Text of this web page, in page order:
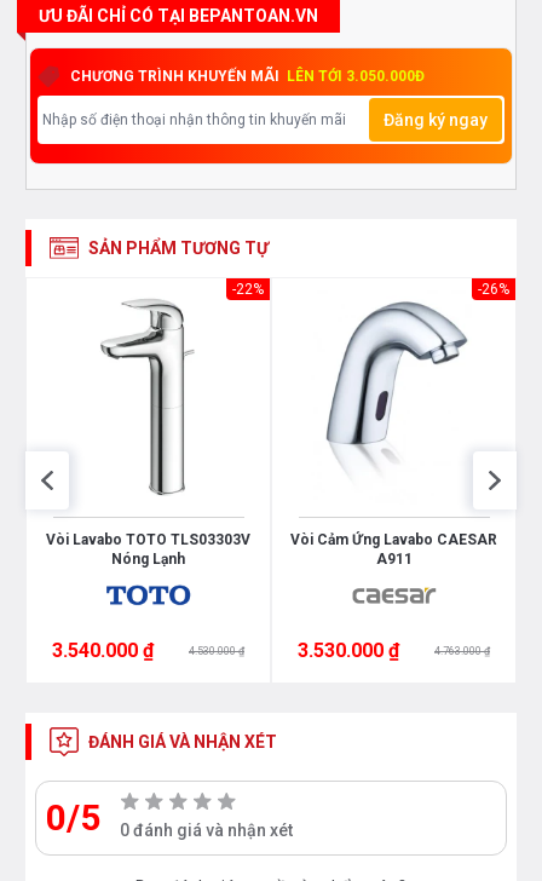
ƯU ĐÃI CHỈ CÓ TẠI BEPANTOAN.VN
CHƯƠNG TRÌNH KHUYẾN MÃI LÊN TỚI 3.050.000Đ
Đăng ký ngay
SẢN PHẨM TƯƠNG TỰ
-22%
Vòi Lavabo TOTO TLS03303V
Nóng Lạnh
3.540.000 ₫ 4.530.000 ₫
-26%
Vòi Cảm Ứng Lavabo CAESAR
A911
3.530.000 ₫ 4.763.000 ₫
ĐÁNH GIÁ VÀ NHẬN XÉT
0/5 0 đánh giá và nhận xét